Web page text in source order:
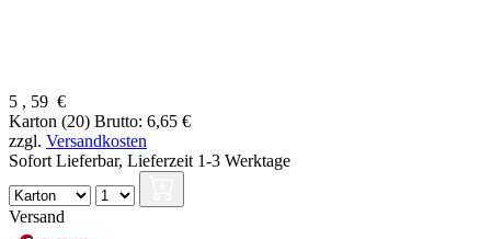
5 , 59 €
Karton (20) Brutto: 6,65 €
zzgl. Versandkosten
Sofort Lieferbar, Lieferzeit 1-3 Werktage
Versand